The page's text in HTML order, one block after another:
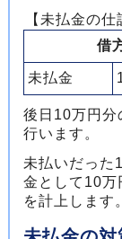
【未払金の
借
未払金
後日10万円分
行います。
未払いだった
金として10万
を計上します。